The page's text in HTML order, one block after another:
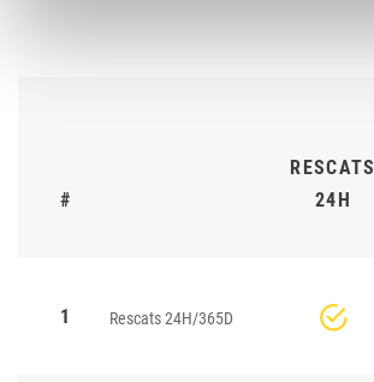
#
RESCATS
24H
1 Rescats 24H/365D